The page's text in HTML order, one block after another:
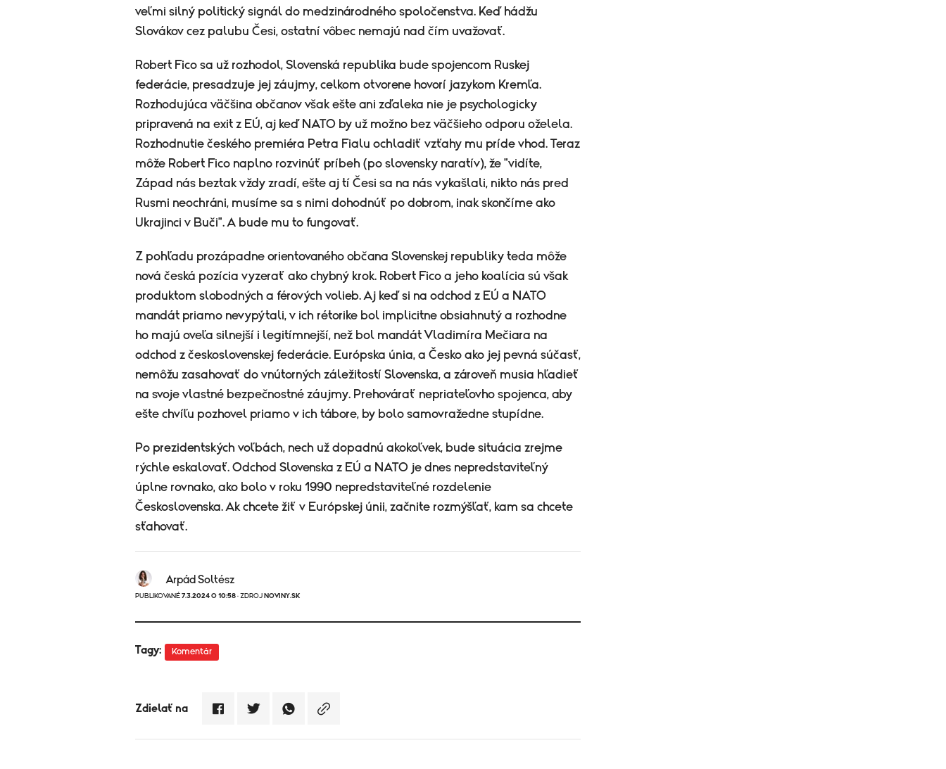
veľmi silný politický signál do medzinárodného spoločenstva. Keď hádžu
Slovákov cez palubu Česi, ostatní vôbec nemajú nad čím uvažovať.
Robert Fico sa už rozhodol, Slovenská republika bude spojencom Ruskej
federácie, presadzuje jej záujmy, celkom otvorene hovorí jazykom Kremľa.
Rozhodujúca väčšina občanov však ešte ani zďaleka nie je psychologicky
pripravená na exit z EÚ, aj keď NATO by už možno bez väčšieho odporu oželela.
Rozhodnutie českého premiéra Petra Fialu ochladiť vzťahy mu príde vhod. Teraz
môže Robert Fico naplno rozvinúť príbeh (po slovensky naratív), že "vidíte,
Západ nás beztak vždy zradí, ešte aj tí Česi sa na nás vykašlali, nikto nás pred
Rusmi neochráni, musíme sa s nimi dohodnúť po dobrom, inak skončíme ako
Ukrajinci v Buči". A bude mu to fungovať.
Z pohľadu prozápadne orientovaného občana Slovenskej republiky teda môže
nová česká pozícia vyzerať ako chybný krok. Robert Fico a jeho koalícia sú však
produktom slobodných a férových volieb. Aj keď si na odchod z EÚ a NATO
mandát priamo nevypýtali, v ich rétorike bol implicitne obsiahnutý a rozhodne
ho majú oveľa silnejší i legitímnejší, než bol mandát Vladimíra Mečiara na
odchod z československej federácie. Európska únia, a Česko ako jej pevná súčasť,
nemôžu zasahovať do vnútorných záležitostí Slovenska, a zároveň musia hľadieť
na svoje vlastné bezpečnostné záujmy. Prehovárať nepriateľovho spojenca, aby
ešte chvíľu pozhovel priamo v ich tábore, by bolo samovražedne stupídne.
Po prezidentských voľbách, nech už dopadnú akokoľvek, bude situácia zrejme
rýchle eskalovať. Odchod Slovenska z EÚ a NATO je dnes nepredstaviteľný
úplne rovnako, ako bolo v roku 1990 nepredstaviteľné rozdelenie
Československa. Ak chcete žiť v Európskej únii, začnite rozmýšľať, kam sa chcete
sťahovať.
Arpád Soltész
PUBLIKOVANÉ 7.3.2024 O 10:58 · ZDROJ NOVINY.SK
Tagy: Komentár
Zdielať na